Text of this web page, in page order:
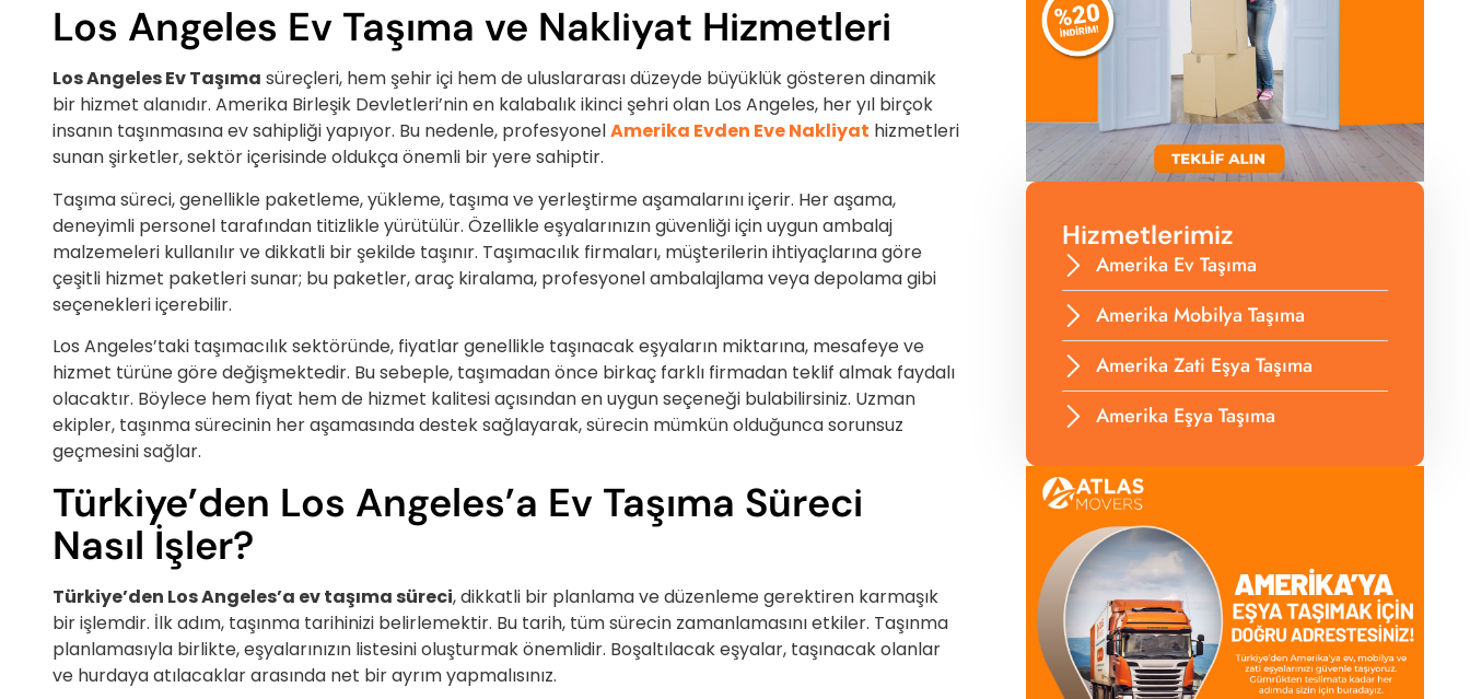
Los Angeles Ev Taşıma ve Nakliyat Hizmetleri
Los Angeles Ev Taşıma süreçleri, hem şehir içi hem de uluslararası düzeyde büyüklük gösteren dinamik
bir hizmet alanıdır. Amerika Birleşik Devletleri’nin en kalabalık ikinci şehri olan Los Angeles, her yıl birçok
insanın taşınmasına ev sahipliği yapıyor. Bu nedenle, profesyonelAmerika Evden Eve Nakliyat hizmetleri
sunan şirketler, sektör içerisinde oldukça önemli bir yere sahiptir.
Taşıma süreci, genellikle paketleme, yükleme, taşıma ve yerleştirme aşamalarını içerir. Her aşama,
deneyimli personel tarafından titizlikle yürütülür. Özellikle eşyalarınızın güvenliği için uygun ambalaj
malzemeleri kullanılır ve dikkatli bir şekilde taşınır. Taşımacılık firmaları, müşterilerin ihtiyaçlarına göre
çeşitli hizmet paketleri sunar; bu paketler, araç kiralama, profesyonel ambalajlama veya depolama gibi
seçenekleri içerebilir.
Los Angeles’taki taşımacılık sektöründe, fiyatlar genellikle taşınacak eşyaların miktarına, mesafeye ve
hizmet türüne göre değişmektedir. Bu sebeple, taşımadan önce birkaç farklı firmadan teklif almak faydalı
olacaktır. Böylece hem fiyat hem de hizmet kalitesi açısından en uygun seçeneği bulabilirsiniz. Uzman
ekipler, taşınma sürecinin her aşamasında destek sağlayarak, sürecin mümkün olduğunca sorunsuz
geçmesini sağlar.
Türkiye’den Los Angeles’a Ev Taşıma Süreci
Nasıl İşler?
Türkiye’den Los Angeles’a ev taşıma süreci, dikkatli bir planlama ve düzenleme gerektiren karmaşık
bir işlemdir. İlk adım, taşınma tarihinizi belirlemektir. Bu tarih, tüm sürecin zamanlamasını etkiler. Taşınma
planlamasıyla birlikte, eşyalarınızın listesini oluşturmak önemlidir. Boşaltılacak eşyalar, taşınacak olanlar
ve hurdaya atılacaklar arasında net bir ayrım yapmalısınız.
Hizmetlerimiz
Amerika Ev Taşıma
Amerika Mobilya Taşıma
Amerika Zati Eşya Taşıma
Amerika Eşya Taşıma